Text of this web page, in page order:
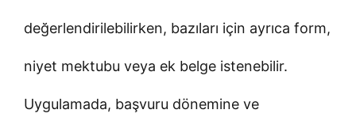
değerlendirilebilirken, bazıları için ayrıca form,
niyet mektubu veya ek belge istenebilir.
Uygulamada, başvuru dönemine ve